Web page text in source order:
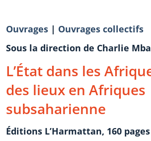
Ouvrages | Ouvrages collectifs
Sous la direction de Charlie
L’État dans les
des lieux en Afriques
subsaharienne
Éditions L’Harmattan, 160 pages